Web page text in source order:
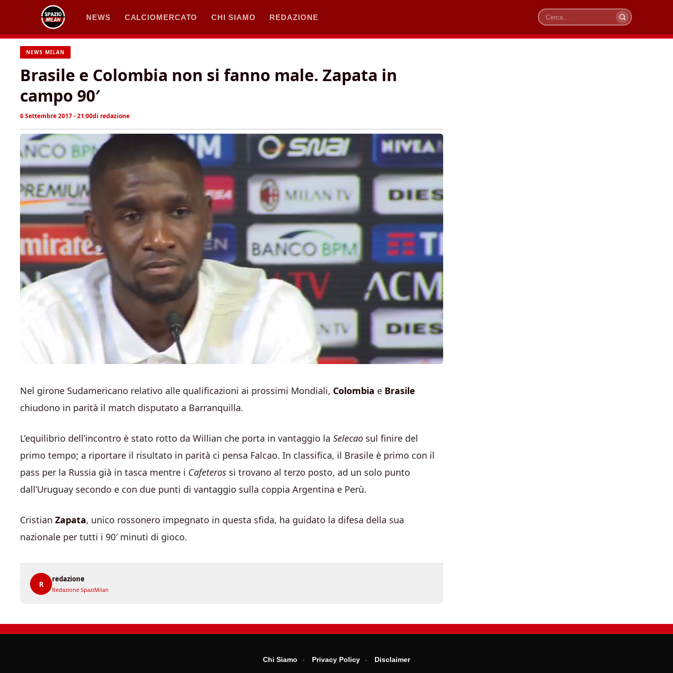
contenuto
NEWS CALCIOMERCATO CHI SIAMO REDAZIONE
Cerca
NEWS MILAN
Brasile e Colombia non si fanno male. Zapata in
campo 90′
6 Settembre 2017 - 21:00di redazione
Nel girone Sudamericano relativo alle qualificazioni ai prossimi Mondiali, Colombia e Brasile
chiudono in parità il match disputato a Barranquilla.
L’equilibrio dell’incontro è stato rotto da Willian che porta in vantaggio la Selecao sul finire del
primo tempo; a riportare il risultato in parità ci pensa Falcao. In classifica, il Brasile è primo con il
pass per la Russia già in tasca mentre i Cafeteros si trovano al terzo posto, ad un solo punto
dall’Uruguay secondo e con due punti di vantaggio sulla coppia Argentina e Perù.
Cristian Zapata, unico rossonero impegnato in questa sfida, ha guidato la difesa della sua
nazionale per tutti i 90′ minuti di gioco.
R
redazione
Redazione SpaziMilan
Chi Siamo Privacy Policy Disclaimer